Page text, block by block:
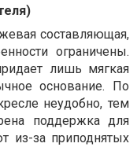
составляющая,
ограничены.
лишь мягкая
основание. По
неудобно, тем
поддержка для
из-за приподнятых